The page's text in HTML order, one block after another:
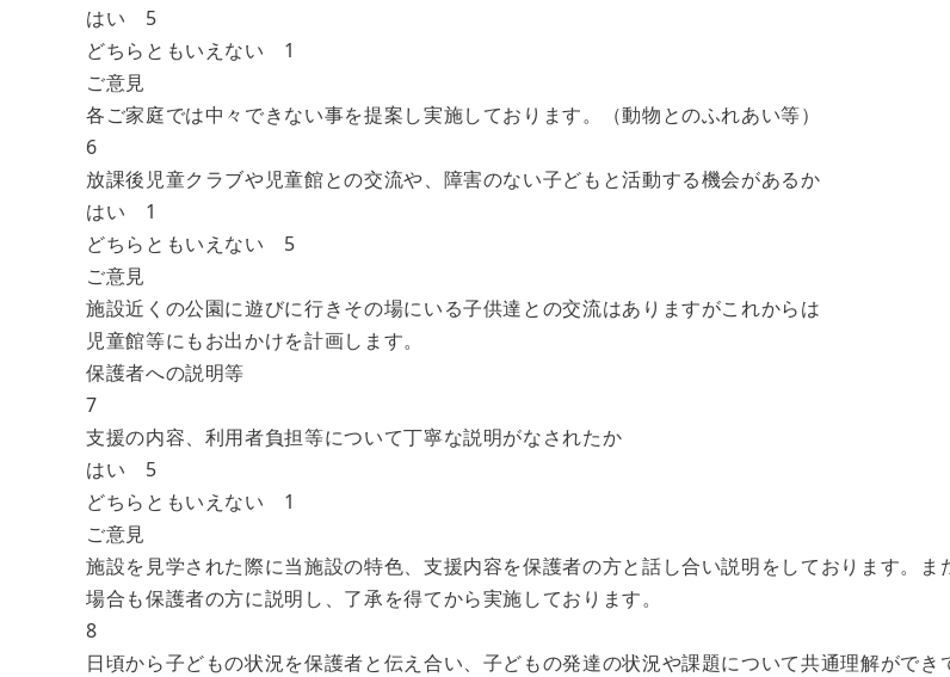
はい 5
どちらともいえない 1
ご意見
各ご家庭では中々できない事を提案し実施しております。（動物とのふれあい等）
6
放課後児童クラブや児童館との交流や、障害のない子どもと活動する機会があるか
はい 1
どちらともいえない 5
ご意見
施設近くの公園に遊びに行きその場にいる子供達との交流はありますがこれからは
児童館等にもお出かけを計画します。
保護者への説明等
7
支援の内容、利用者負担等について丁寧な説明がなされたか
はい 5
どちらともいえない 1
ご意見
施設を見学された際に当施設の特色、支援内容を保護者の方と話し合い説明をしております。
場合も保護者の方に説明し、了承を得てから実施しております。
8
日頃から子どもの状況を保護者と伝え合い、子どもの発達の状況や課題について共通理解ができ